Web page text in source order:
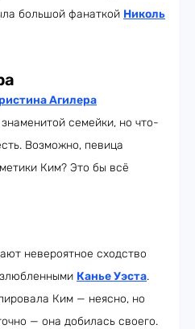
большой фанаткой Николь
Агилера
семейки, но что-
Возможно, певица
Ким? Это бы всё
невероятное сходство
Канье Уэста.
Ким — неясно, но
— она добилась своего.